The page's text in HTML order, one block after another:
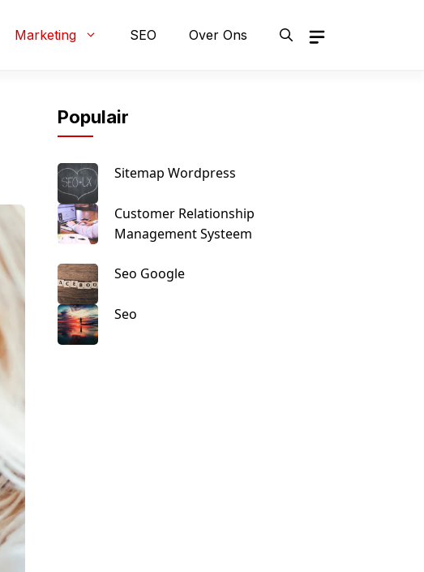
Marketing SEO Over Ons
Populair
Sitemap Wordpress
Customer Relationship
Management Systeem
Seo Google
Seo